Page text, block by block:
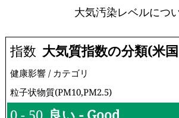
大気汚染レベルにつ
指数 大気質指数の分類(米国
健康影響 / カテゴリ
粒子状物質(PM10,PM2.5)